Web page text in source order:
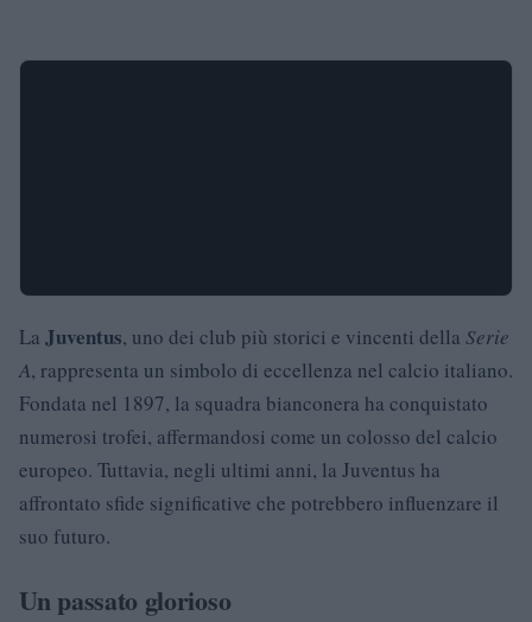
La Juventus, uno dei club più storici e vincenti della Serie
A, rappresenta un simbolo di eccellenza nel calcio italiano.
Fondata nel 1897, la squadra bianconera ha conquistato
numerosi trofei, affermandosi come un colosso del calcio
europeo. Tuttavia, negli ultimi anni, la Juventus ha
affrontato sfide significative che potrebbero influenzare il
suo futuro.
Un passato glorioso